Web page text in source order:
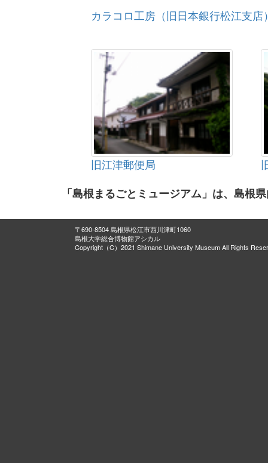
カラコロ工房（旧日本銀行松江支店
旧江津郵便局
「島根まるごとミュージアム」は、島根
〒690-8504 島根県松江市西川津町1060
島根大学総合博物館アシカル
Copyright（C）2021 Shimane University Museum All Rights